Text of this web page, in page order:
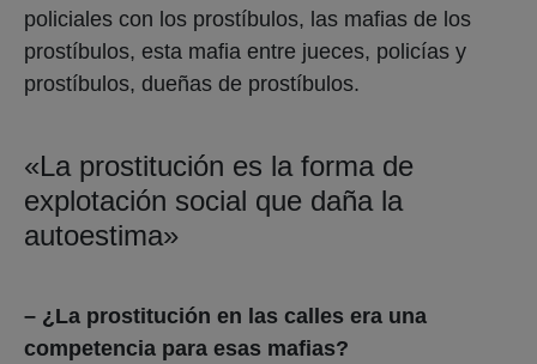
policiales con los prostíbulos, las mafias de los
prostíbulos, esta mafia entre jueces, policías y
prostíbulos, dueñas de prostíbulos.
«La prostitución es la forma de
explotación social que daña la
autoestima»
– ¿La prostitución en las calles era una
competencia para esas mafias?